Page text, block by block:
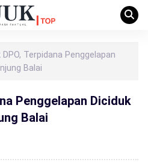
DPO, Terpidana Penggelapan
Balai
Penggelapan Diciduk
Balai